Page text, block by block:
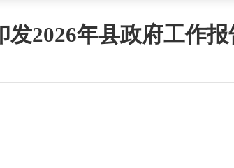
2026年县政府工作